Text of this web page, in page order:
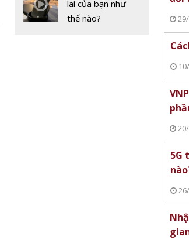
thành cổ phần hóa
lai của bạn như
thế nào?
5G